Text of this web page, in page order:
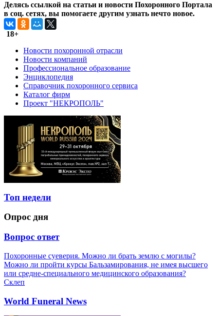
Делясь ссылкой на статьи и новости Похоронного Портала
в соц. сетях, вы помогаете другим узнать нечто новое.
18+
Новости похоронной отрасли
Новости компаний
Профессиональное образование
Энциклопедия
Справочник похоронного сервиса
Каталог фирм
Проект "НЕКРОПОЛЬ"
Топ недели
Опрос дня
Вопрос ответ
Похоронные суеверия. Можно ли брать землю с могилы?
Можно ли пройти курсы Бальзамирования, не имея высшего
или средне-специального медицинского образования?
Склеп
World Funeral News